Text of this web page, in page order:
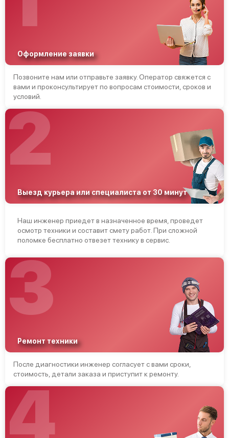
Оформление заявки
Позвоните нам или отправьте заявку. Оператор свяжется с
вами и проконсультирует по вопросам стоимости, сроков и
условий.
2
Выезд курьера или специалиста от 30 минут
Наш инженер приедет в назначенное время, проведет
осмотр техники и составит смету работ. При сложной
поломке бесплатно отвезет технику в сервис.
3
Ремонт техники
После диагностики инженер согласует с вами сроки,
стоимость, детали заказа и приступит к ремонту.
4